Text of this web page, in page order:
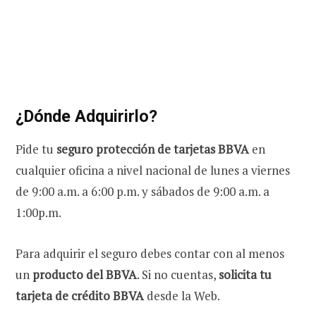
¿Dónde Adquirirlo?
Pide tu seguro protección de tarjetas BBVAen
cualquier oficina a nivel nacional de lunes a viernes
de 9:00 a.m. a 6:00 p.m. y sábados de 9:00 a.m. a
1:00p.m.
Para adquirir el seguro debes contar con al menos
un producto del BBVA. Si no cuentas, solicita tu
tarjeta de crédito BBVAdesde la Web.